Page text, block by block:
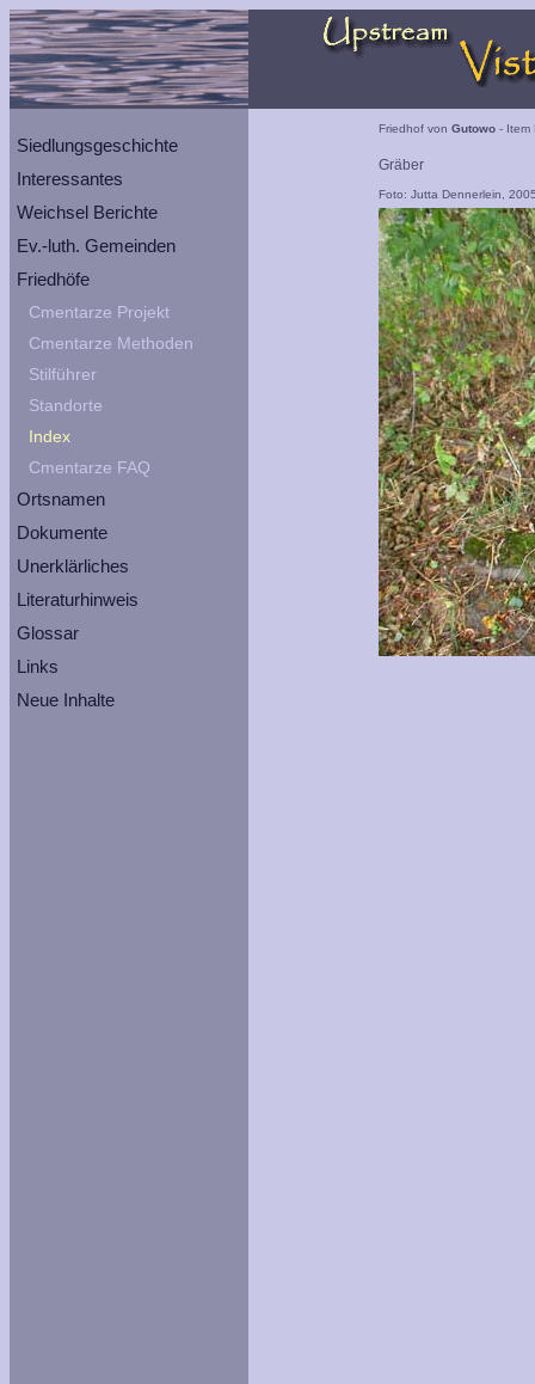
Siedlungsgeschichte
Interessantes
Weichsel Berichte
Ev.-luth. Gemeinden
Friedhöfe
Cmentarze Projekt
Cmentarze Methoden
Stilführer
Standorte
Index
Cmentarze FAQ
Ortsnamen
Dokumente
Unerklärliches
Literaturhinweis
Glossar
Links
Neue Inhalte
Friedhof von Gutowo - Item
Gräber
Foto: Jutta Dennerlein,